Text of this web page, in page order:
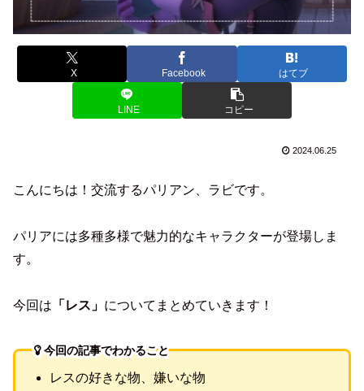
X Facebook はてブ
LINE コピー
2024.06.25
こんにちは！交流するパリアン、ラビです。
パリアには多種多様で魅力的なキャラクターが登場しま
す。
今回は 「レス」 についてまとめていきます！
今回の記事でわかること
レスの好きな物、嫌いな物